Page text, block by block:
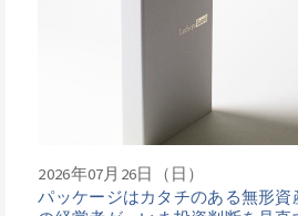
2026年07月26日（日）
パッケージはカタチのある無形資